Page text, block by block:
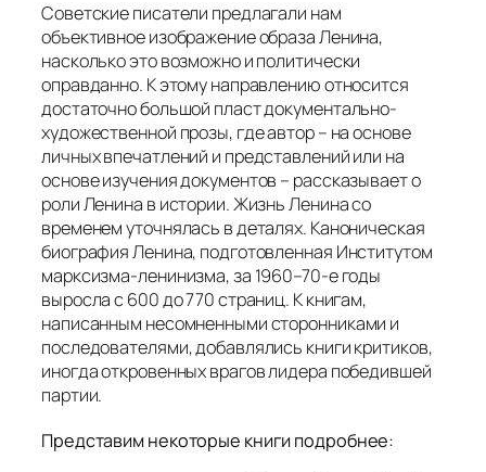
Советские писатели предлагали нам
объективное изображение образа Ленина,
насколько это возможно и политически
оправданно. К этому направлению относится
достаточно большой пласт документально-
художественной прозы, где автор – на основе
личных впечатлений и представлений или на
основе изучения документов – рассказывает о
роли Ленина в истории. Жизнь Ленина со
временем уточнялась в деталях. Каноническая
биография Ленина, подготовленная Институтом
марксизма-ленинизма, за 1960–70-е годы
выросла с 600 до 770 страниц. К книгам,
написанным несомненными сторонниками и
последователями, добавлялись книги критиков,
иногда откровенных врагов лидера победившей
партии.
Представим некоторые книги подробнее: